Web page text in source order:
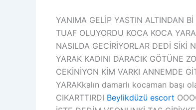
YANIMA GELİP YASTIN ALTINDAN
TUAF OLUYORDU KOCA KOCA
NASILDA GECİRİYORLAR DEDİ SİKİ
YARAK KADINI DARACIK GÖTÜNE
CEKİNİYON KİM VARKI ANNEMDE
YARAKkalın damarlı kocaman başı
CIKARTTIRDI Beylikdüzü escort